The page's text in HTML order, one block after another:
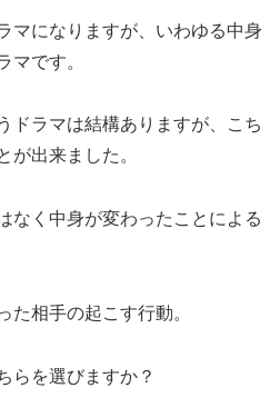
マになりますが、いわゆる中身
マです。
ドラマは結構ありますが、こち
が出来ました。
なく中身が変わったことによる
た相手の起こす行動。
らを選びますか？